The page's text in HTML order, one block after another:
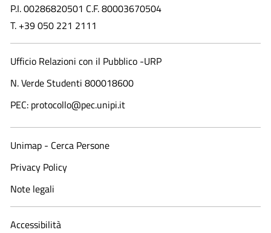
P.I. 00286820501 C.F. 80003670504
T. +39 050 221 2111
Ufficio Relazioni con il Pubblico -URP
N. Verde Studenti 800018600​
PEC: protocollo@pec.unipi.it
Unimap - Cerca Persone
Privacy Policy
Note legali
Accessibilità